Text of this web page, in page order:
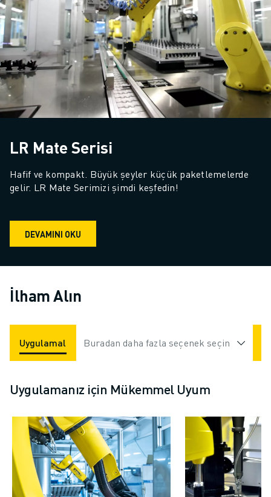
LR Mate Serisi
Hafif ve kompakt. Büyük şeyler küçük paketlemelerde
gelir. LR Mate Serimizi şimdi keşfedin!
DEVAMINI OKU
İlham Alın
Uygulamalar Endüstriler
Buradan daha fazla seçenek seçin
Uygulamanız için Mükemmel Uyum